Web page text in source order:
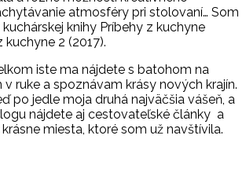
atmosféry pri stolovaní… Som
knihy Príbehy z kuchyne
kuchyne 2 (2017).
iste ma nájdete s batohom na
ruke a spoznávam krásy nových krajín.
po jedle moja druhá najväčšia vášeň, a
nájdete aj cestovateľské články a
miesta, ktoré som už navštívila.